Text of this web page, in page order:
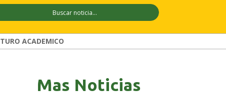
ACADEMICO
Mas Noticias